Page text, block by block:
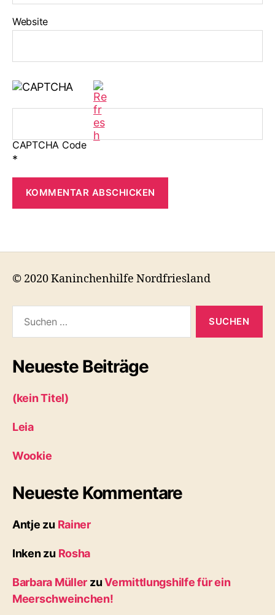
Website
CAPTCHA Code
*
© 2020 Kaninchenhilfe Nordfriesland
nach:
Neueste Beiträge
(kein Titel)
Leia
Wookie
Neueste Kommentare
Antje zu Rainer
Inkenzu Rosha
Barbara Müller zuVermittlungshilfe für ein
Meerschweinchen!